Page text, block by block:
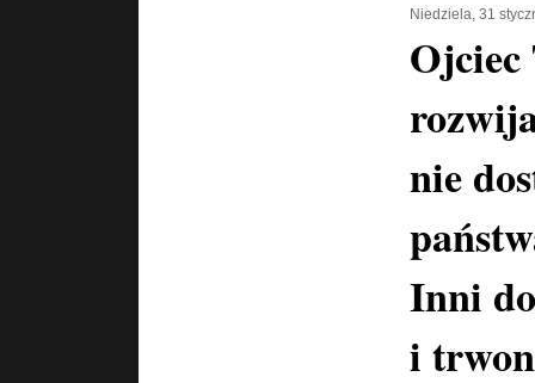
Niedziela, 31
Ojciec
nie
Inni
i